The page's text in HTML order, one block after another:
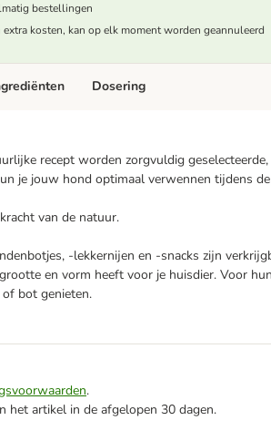
bestellingen
extra kosten, kan op elk moment worden geannuleerd
recept worden zorgvuldig
je jouw hond optimaal verwennen tijdens
van de natuur.
-lekkernijen en -snacks zijn
en vorm heeft voor je huisdier. Voor
of bot genieten.
Dosering
.
het artikel in de afgelopen 30 dagen.